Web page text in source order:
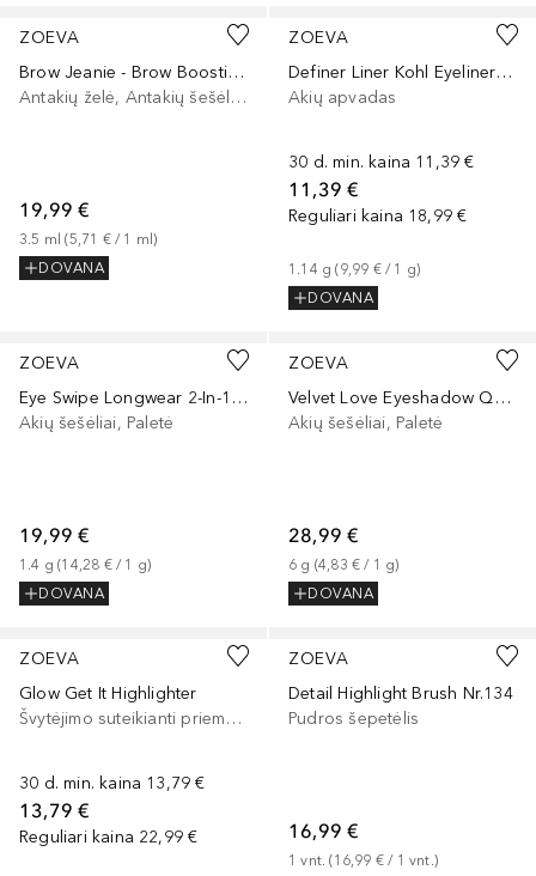
ZOEVA
Brow Jeanie - Brow Boosting Fibre Gel
Antakių želė, Antakių šešėliai/dažai
19,99 €
3.5 ml (5,71 € / 1 ml)
DOVANA
ZOEVA
Definer Liner Kohl Eyeliner Pencil
Akių apvadas
30 d. min. kaina 11,39 €
11,39 €
Reguliari kaina 18,99 €
1.14 g (9,99 € / 1 g)
DOVANA
ZOEVA
Eye Swipe Longwear 2-In-1 Shadow Liner
Akių šešėliai, Paletė
19,99 €
1.4 g (14,28 € / 1 g)
DOVANA
ZOEVA
Velvet Love Eyeshadow Quad Palette
Akių šešėliai, Paletė
28,99 €
6 g (4,83 € / 1 g)
DOVANA
+5
ZOEVA
Glow Get It Highlighter
Švytėjimo suteikianti priemonė/highlighteris
30 d. min. kaina 13,79 €
13,79 €
Reguliari kaina 22,99 €
ZOEVA
Detail Highlight Brush Nr.134
Pudros šepetėlis
16,99 €
1 vnt. (16,99 € / 1 vnt.)